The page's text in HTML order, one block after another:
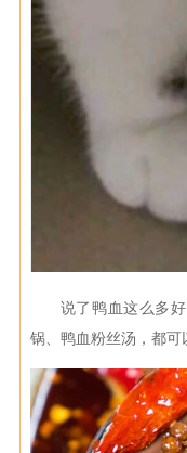
说了鸭血这么多
锅、鸭血粉丝汤，都可